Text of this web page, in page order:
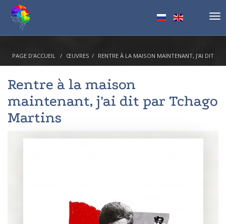
PAGE D'ACCUEIL ŒUVRES RENTRE À LA MAISON MAINTENANT, J'AI DIT
Rentre à la maison
maintenant, j'ai dit par Tchago
Martins